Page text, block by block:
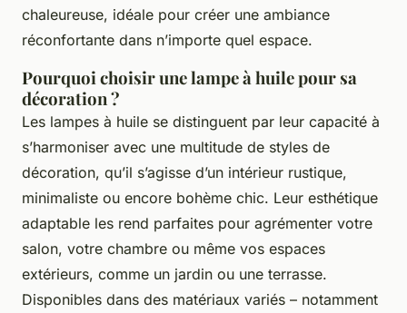
chaleureuse, idéale pour créer une ambiance
réconfortante dans n’importe quel espace.
Pourquoi choisir une lampe à huile pour sa
décoration ?
Les lampes à huile se distinguent par leur capacité à
s’harmoniser avec une multitude de styles de
décoration, qu’il s’agisse d’un intérieur rustique,
minimaliste ou encore bohème chic. Leur esthétique
adaptable les rend parfaites pour agrémenter votre
salon, votre chambre ou même vos espaces
extérieurs, comme un jardin ou une terrasse.
Disponibles dans des matériaux variés – notamment